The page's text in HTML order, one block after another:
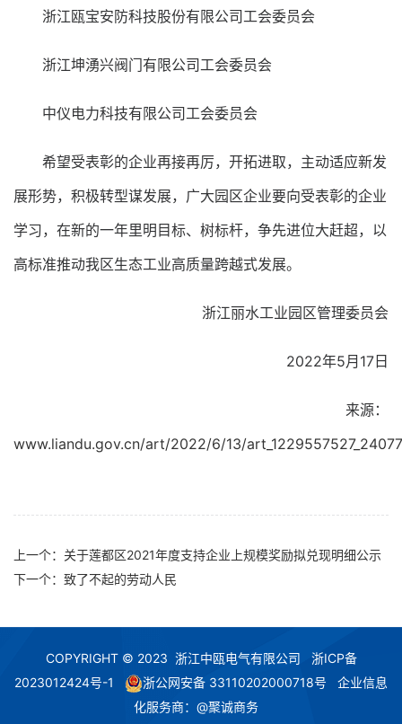
浙江瓯宝安防科技股份有限公司工会委员会
浙江坤湧兴阀门有限公司工会委员会
中仪电力科技有限公司工会委员会
希望受表彰的企业再接再厉，开拓进取，主动适应新发
展形势，积极转型谋发展，广大园区企业要向受表彰的企业
学习，在新的一年里明目标、树标杆，争先进位大赶超，以
高标准推动我区生态工业高质量跨越式发展。
浙江丽水工业园区管理委员会
2022年5月17日
来源：
www.liandu.gov.cn/art/2022/6/13/
上一个： 关于莲都区2021年度支持企业上规模奖励拟兑现明细公示
下一个： 致了不起的劳动人民
COPYRIGHT © 2023 浙江中瓯电气有限公司
浙ICP备
2023012424号-1
浙公网安备 33110202000718号 企业信息
化服务商： @聚诚商务